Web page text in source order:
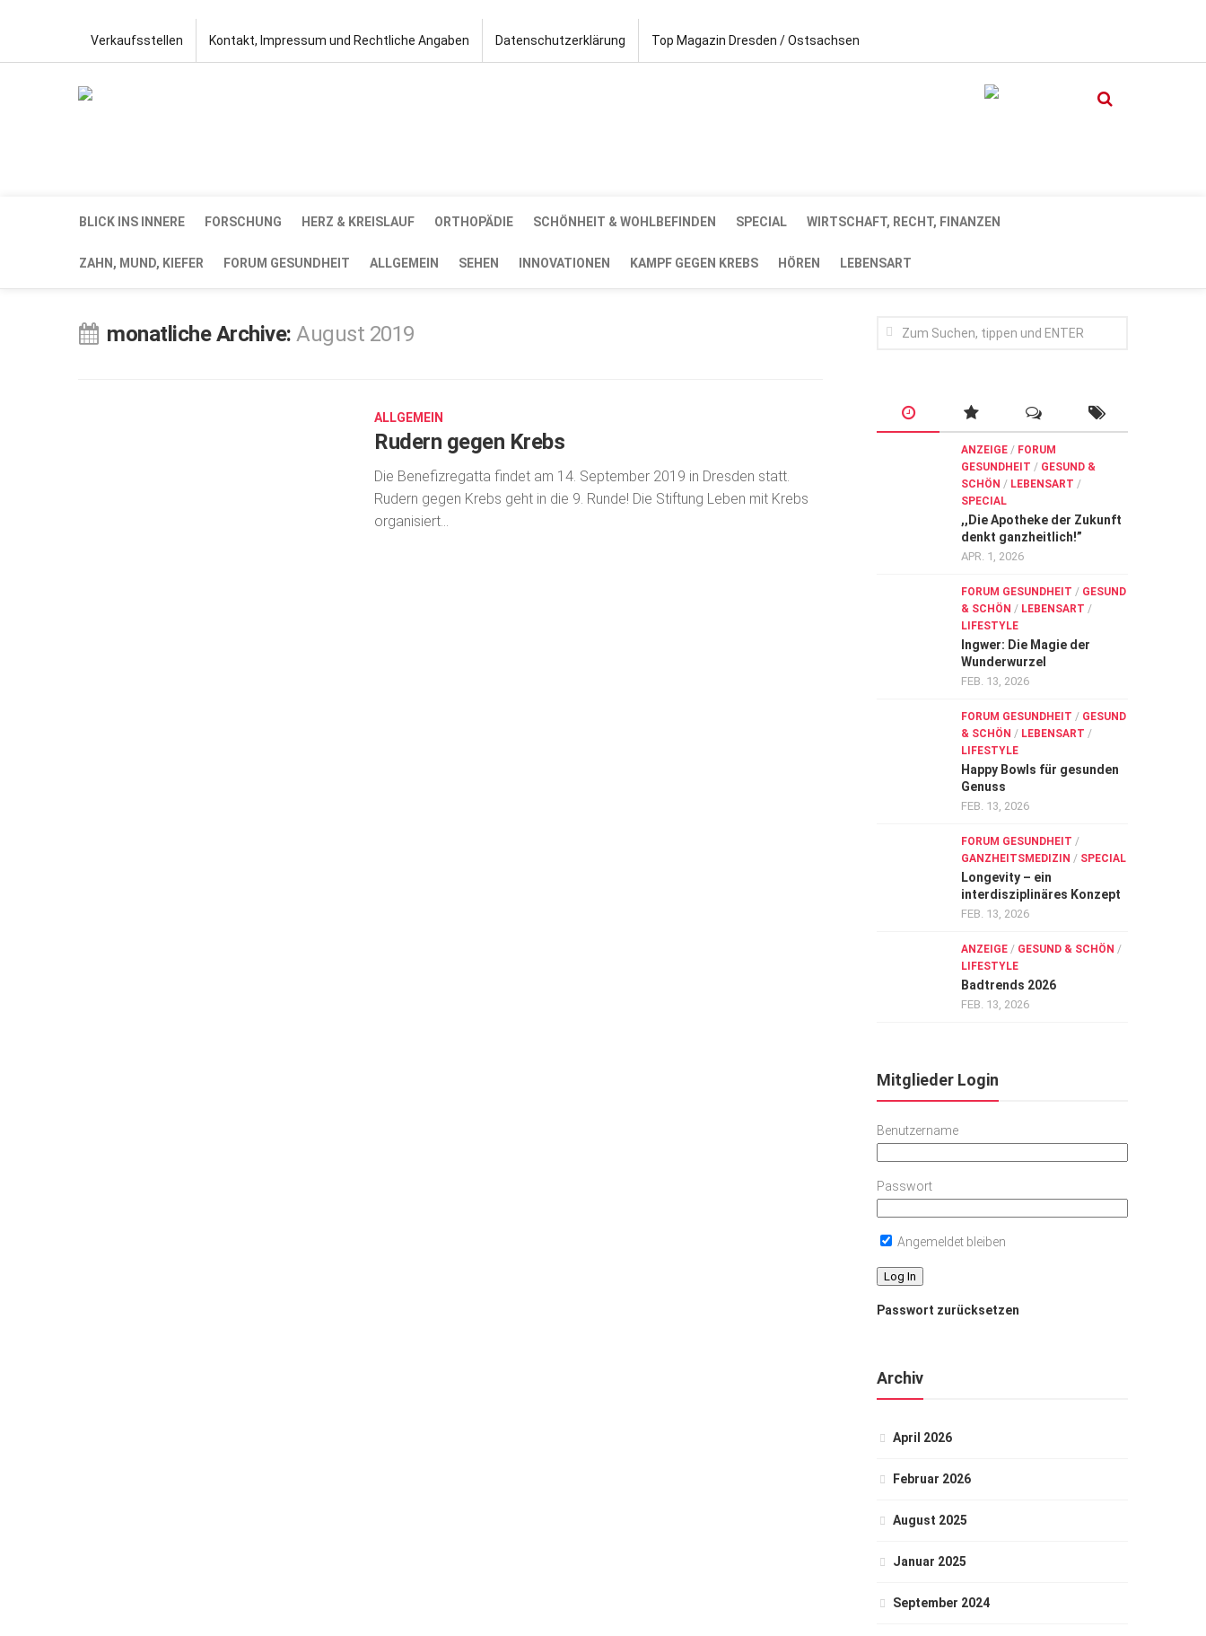
Verkaufsstellen Kontakt, Impressum und Rechtliche Angaben Datenschutzerklärung Top Magazin Dresden / Ostsachsen
BLICK INS INNERE FORSCHUNG HERZ & KREISLAUF ORTHOPÄDIE SCHÖNHEIT & WOHLBEFINDEN SPECIAL WIRTSCHAFT, RECHT, FINANZEN
ZAHN, MUND, KIEFER FORUM GESUNDHEIT ALLGEMEIN SEHEN INNOVATIONEN KAMPF GEGEN KREBS HÖREN LEBENSART
monatliche Archive: August 2019
ALLGEMEIN
Rudern gegen Krebs
Die Benefizregatta findet am 14. September 2019 in Dresden statt.
Rudern gegen Krebs geht in die 9. Runde! Die Stiftung Leben mit Krebs
organisiert...
ANZEIGE / FORUM
GESUNDHEIT / GESUND &
SCHÖN / LEBENSART /
SPECIAL
,,Die Apotheke der Zukunft
denkt ganzheitlich!”
APR. 1, 2026
FORUM GESUNDHEIT / GESUND
& SCHÖN / LEBENSART /
LIFESTYLE
Ingwer: Die Magie der
Wunderwurzel
FEB. 13, 2026
FORUM GESUNDHEIT / GESUND
& SCHÖN / LEBENSART /
LIFESTYLE
Happy Bowls für gesunden
Genuss
FEB. 13, 2026
FORUM GESUNDHEIT /
GANZHEITSMEDIZIN / SPECIAL
Longevity – ein
interdisziplinäres Konzept
FEB. 13, 2026
ANZEIGE / GESUND & SCHÖN /
LIFESTYLE
Badtrends 2026
FEB. 13, 2026
Mitglieder Login
Benutzername
Passwort
Angemeldet bleiben
Passwort zurücksetzen
Archiv
April 2026
Februar 2026
August 2025
Januar 2025
September 2024